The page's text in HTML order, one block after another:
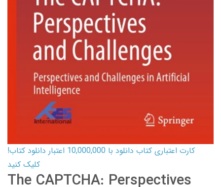
کارت اعتباری کتاب دانلود با 10,000,000 اعتبار دانلود کتاب!
کلیک کنید
The CAPTCHA: Perspectives